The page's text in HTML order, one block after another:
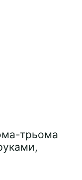
трьома